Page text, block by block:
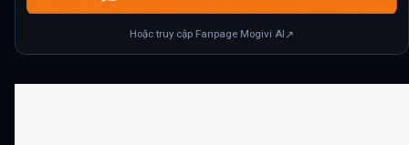
Hoặc truy cập Fanpage Mogivi AI ↗